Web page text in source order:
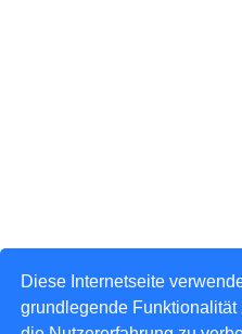
Diese Internetseite
grundlegende Funktionalität